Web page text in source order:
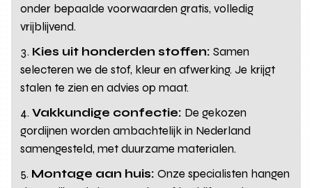
onder bepaalde voorwaarden gratis, volledig
vrijblijvend.
Kies uit honderden stoffen: Samen
selecteren we de stof, kleur en afwerking. Je krijgt
stalen te zien en advies op maat.
Vakkundige confectie: De gekozen
gordijnen worden ambachtelijk in Nederland
samengesteld, met duurzame materialen.
Montage aan huis: Onze specialisten hangen